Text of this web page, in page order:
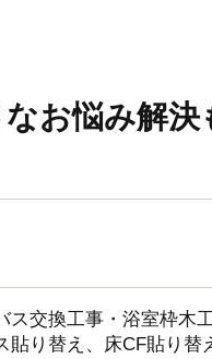
お悩み解
ス交換工事・浴室枠木
貼り替え、床CF貼り替